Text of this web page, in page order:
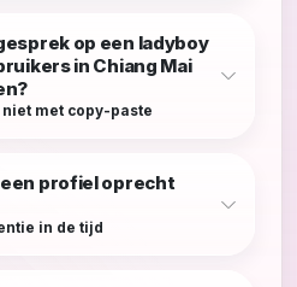
op een ladyboy
in Chiang Mai
met copy-paste
profiel oprecht
in de tijd